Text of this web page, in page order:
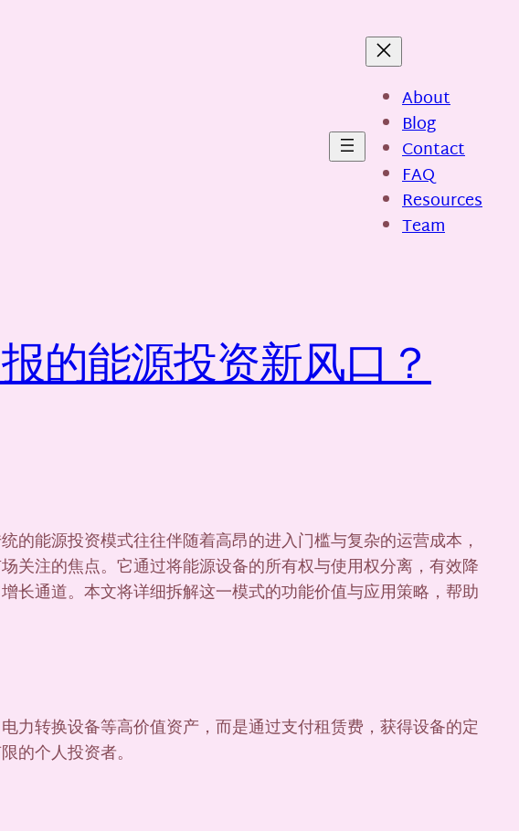
About
Blog
Contact
FAQ
Resources
Team
的能源投资新风口？
能源投资模式往往伴随着高昂的进入门槛与复杂的运营成本，
注的焦点。它通过将能源设备的所有权与使用权分离，有效降
长通道。本文将详细拆解这一模式的功能价值与应用策略，帮助
力转换设备等高价值资产，而是通过支付租赁费，获得设备的定
的个人投资者。